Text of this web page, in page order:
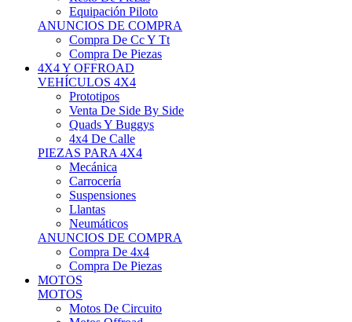
Equipación Piloto
ANUNCIOS DE COMPRA
Compra De Cc Y Tt
Compra De Piezas
4X4 Y OFFROAD
VEHÍCULOS 4X4
Prototipos
Venta De Side By Side
Quads Y Buggys
4x4 De Calle
PIEZAS PARA 4X4
Mecánica
Carrocería
Suspensiones
Llantas
Neumáticos
ANUNCIOS DE COMPRA
Compra De 4x4
Compra De Piezas
MOTOS
MOTOS
Motos De Circuito